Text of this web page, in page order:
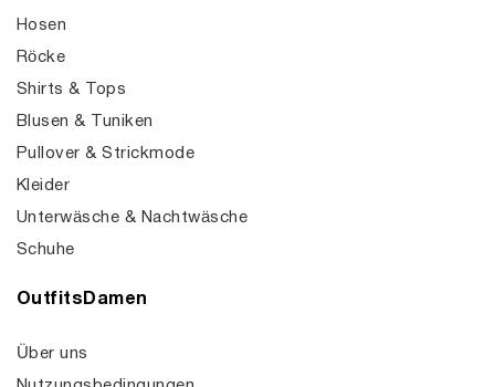
Hosen
Röcke
Shirts & Tops
Blusen & Tuniken
Pullover & Strickmode
Kleider
Unterwäsche & Nachtwäsche
Schuhe
OutfitsDamen
Über uns